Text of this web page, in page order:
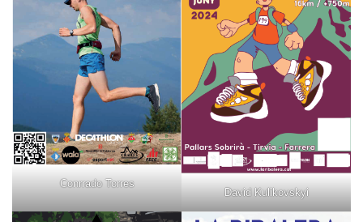
Conrrado Torres
David Kulikovskyi